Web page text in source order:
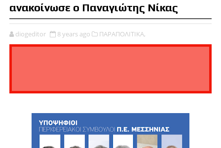
ανακοίνωσε ο Παναγιώτης Νίκας
diogeditor 8 years ago ΠΑΡΑΠΟΛΙΤΙΚΑ,